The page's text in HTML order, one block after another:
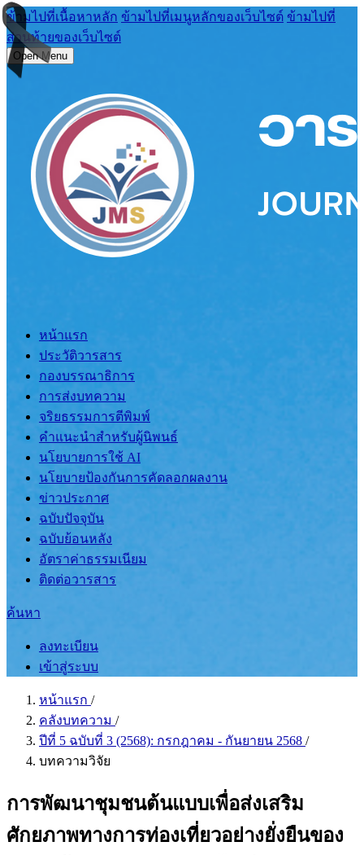
ข้ามไปที่เนื้อหาหลัก ข้ามไปที่เมนูหลักของเว็บไซต์ ข้ามไปที่
ส่วนท้ายของเว็บไซต์
Open Menu
หน้าแรก
ประวัติวารสาร
กองบรรณาธิการ
การส่งบทความ
จริยธรรมการตีพิมพ์
คำแนะนำสำหรับผู้นิพนธ์
นโยบายการใช้ AI
นโยบายป้องกันการคัดลอกผลงาน
ข่าวประกาศ
ฉบับปัจจุบัน
ฉบับย้อนหลัง
อัตราค่าธรรมเนียม
ติดต่อวารสาร
ค้นหา
ลงทะเบียน
เข้าสู่ระบบ
หน้าแรก /
คลังบทความ /
ปีที่ 5 ฉบับที่ 3 (2568): กรกฎาคม - กันยายน 2568 /
บทความวิจัย
การพัฒนาชุมชนต้นแบบเพื่อส่งเสริม
ศักยภาพทางการท่องเที่ยวอย่างยั่งยืนของ